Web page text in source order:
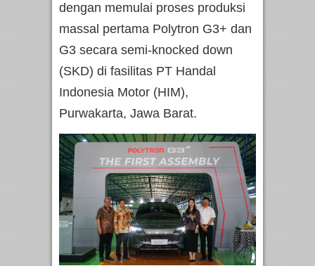
dengan memulai proses produksi
massal pertama Polytron G3+ dan
G3 secara semi-knocked down
(SKD) di fasilitas PT Handal
Indonesia Motor (HIM),
Purwakarta, Jawa Barat.